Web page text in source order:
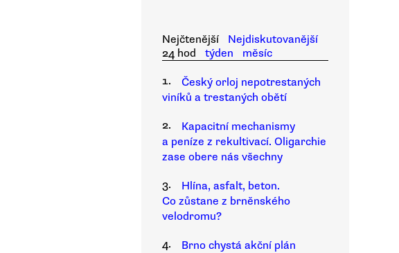
Nejčtenější
Nejdiskutovanější
24 hod
týden
měsíc
1.
Český orloj nepotrestaných
viníků a trestaných obětí
2.
Kapacitní mechanismy
a peníze z rekultivací. Oligarchie
zase obere nás všechny
3.
Hlína, asfalt, beton.
Co zůstane z brněnského
velodromu?
4.
Brno chystá akční plán